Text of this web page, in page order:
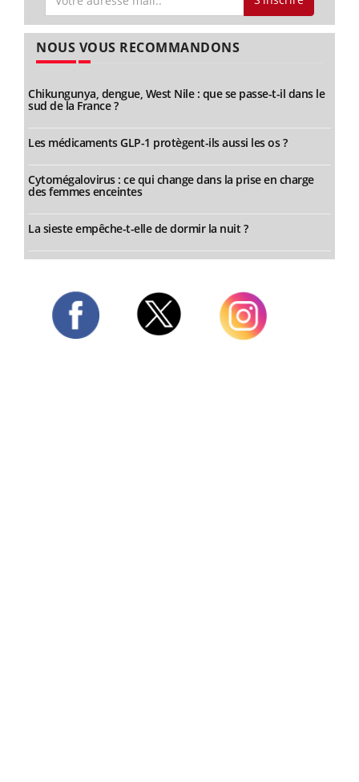
NOUS VOUS RECOMMANDONS
Chikungunya, dengue, West Nile : que se passe-t-il dans le
sud de la France ?
Les médicaments GLP-1 protègent-ils aussi les os ?
Cytomégalovirus : ce qui change dans la prise en charge
des femmes enceintes
La sieste empêche-t-elle de dormir la nuit ?